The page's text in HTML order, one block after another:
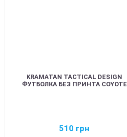
KRAMATAN TACTICAL DESIGN
ФУТБОЛКА БЕЗ ПРИНТА COYOTE
510 грн